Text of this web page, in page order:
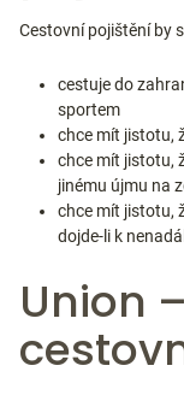
Cestovní pojištění by
cestuje do
sportem
chce mít jistotu,
chce mít jistotu,
jinému újmu na
chce mít jistotu,
dojde-li k
Union